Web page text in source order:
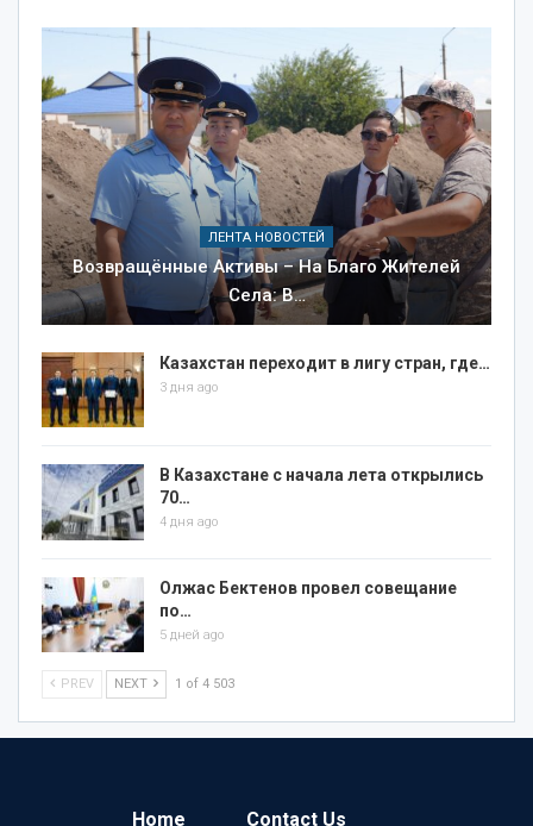
ЛЕНТА НОВОСТЕЙ
Возвращённые Активы – На Благо Жителей
Села: В…
Казахстан переходит в лигу стран, где…
3 дня ago
В Казахстане с начала лета открылись
70…
4 дня ago
Олжас Бектенов провел совещание
по…
5 дней ago
PREV NEXT 1 of 4 503
Home Contact Us